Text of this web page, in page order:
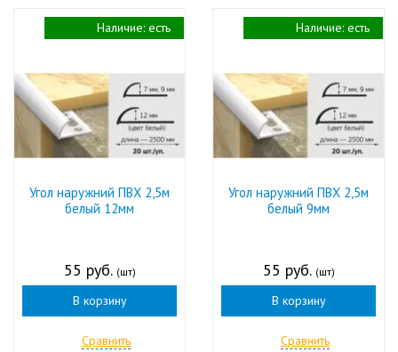
Угол наружний ПВХ 2,5м
белый 12мм
55 руб. (шт)
В корзину
Сравнить
Наличие: есть
Угол наружний ПВХ 2,5м
белый 9мм
55 руб. (шт)
В корзину
Сравнить
Наличие: есть